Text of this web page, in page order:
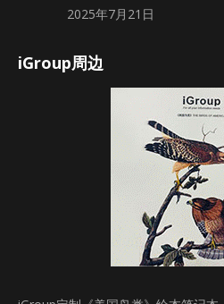
2025年7月21日
iGroup周边